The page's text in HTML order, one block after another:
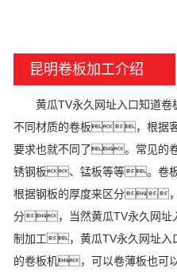
昆明卷板加工介绍
黄瓜TV永久网址入口知道卷
不同材质的卷板，根据
要求也就不同了。常见的
锈钢板、锰板等等。卷
根据钢板的厚度来区分，
分，当然黄瓜TV永久网址
制加工，黄瓜TV永久网址
的卷板机，可以卷薄板也可